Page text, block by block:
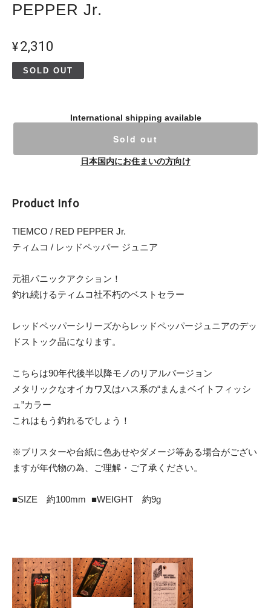
PEPPER Jr.
¥2,310
SOLD OUT
International shipping available
Sold out
日本国内にお住まいの方向け
Product Info
TIEMCO / RED PEPPER Jr.
ティムコ / レッドペッパー ジュニア
元祖パニックアクション！
釣れ続けるティムコ社不朽のベストセラー
レッドペッパーシリーズからレッドペッパージュニアのデッ
ドストック品になります。
こちらは90年代後半以降モノのリアルバージョン
メタリックなオイカワ又はハス系の“まんまベイトフィッシ
ュ”カラー
これはもう釣れるでしょう！
※ブリスターや台紙に色あせやダメージ等ある場合がござい
ますが年代物の為、ご理解・ご了承ください。
■SIZE 約100mm ■WEIGHT 約9g